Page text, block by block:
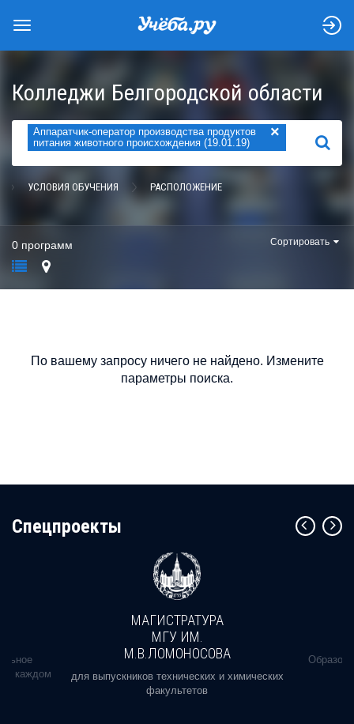
Колледжи Белгородской области
Аппаратчик-оператор производства продуктов
питания животного происхождения (19.01.19)
×
НАЙТИ
УСЛОВИЯ ОБУЧЕНИЯ РАСПОЛОЖЕНИЕ
0 программ Сортировать
По вашему запросу ничего не найдено. Измените
параметры поиска.
Cпецпроекты
в каждом
МАГИСТРАТУРА
МГУ ИМ.
М.В.ЛОМОНОСОВА
для выпускников технических и химических
факультетов